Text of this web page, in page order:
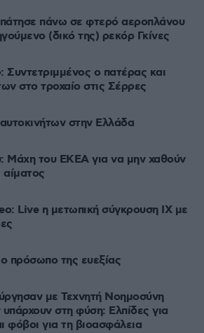
πάνω σε φτερό αεροπλάνου
(δικό της) ρεκόρ Γκίνες
Συντετριμμένος ο πατέρας και
στο τροχαίο στις Σέρρες
στην Ελλάδα
Μάχη του ΕΚΕΑ για να μην χαθούν
Live η μετωπική σύγκρουση ΙΧ με
πρόσωπο της ευεξίας
με Τεχνητή Νοημοσύνη
στη φύση: Ελπίδες για
φόβοι για τη βιοασφάλεια